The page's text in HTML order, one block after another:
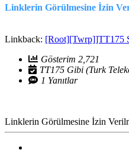
Linklerin Görülmesine İzin
Linkback: [Root][Twrp]]TT175
Gösterim 2,721
TT175 Gibi (Turk
1 Yanıtlar
Linklerin Görülmesine İzin